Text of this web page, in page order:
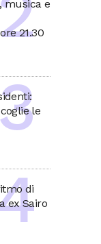
musica e
21.30
le
di
ex Sairo